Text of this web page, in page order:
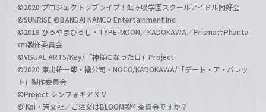
©2020 プロジェクトラブライブ！虹ヶ咲学園スクールアイドル同好会
©SUNRISE ©BANDAI NAMCO Entertainment Inc.
©2019 ひろやまひろし・TYPE-MOON／KADOKAWA／Prisma☆Phanta
sm製作委員会
©VISUAL ARTS/Key/「神様になった日」Project
©2020 東出祐一郎・橘公司・NOCO/KADOKAWA/「デート・ア・バレッ
ト」製作委員会
©Project シンフォギアＸＶ
© Koi・芳文社／ご注文はBLOOM製作委員会ですか？